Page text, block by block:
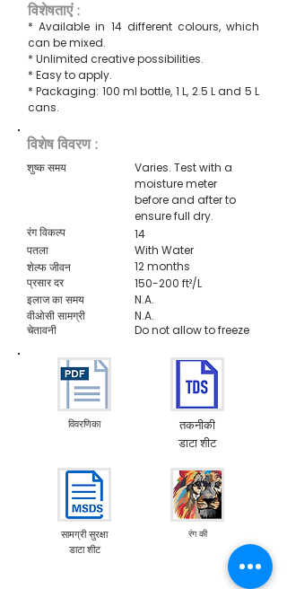
विशेषताएं :
* Available in 14 different colours, which
can be mixed.
* Unlimited creative possibilities.
* Easy to apply.
* Packaging: 100 ml bottle, 1 L, 2.5 L and 5 L
cans.
विशेष विवरण :
शुष्क समय
रंग विकल्प
पतला
शेल्फ जीवन
प्रसार दर
इलाज का समय
वीओसी सामग्री
चेतावनी
Varies. Test with a
moisture meter
before and after to
ensure full dry.
14
With Water
12 months
150-200 ft²/L
N.A.
N.A.
Do not allow to freeze
विवरणिका
सामग्री सुरक्षा
डाटा शीट
तकनीकी
डाटा शीट
रंग की
Food Contact Compliance